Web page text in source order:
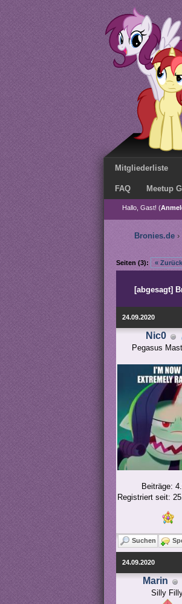
Mitgliederliste
FAQ Meetup
Hallo, Gast! (
Bronies.de ›
Seiten (3): « Zurück
[abgesagt]
24.09.2020
Nic0
Pegasus
Beiträge:
Registriert seit:
Suchen
24.09.2020
Marin
Silly